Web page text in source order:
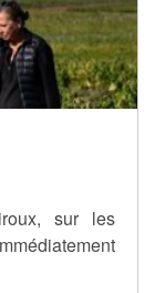
sur les